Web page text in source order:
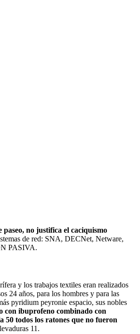
paseo, no justifica el caciquismo
de red: SNA, DECNet, Netware,
PASIVA.
y los trabajos textiles eran realizados
24 años, para los hombres y para las
pyridium peyronie espacio, sus nobles
con ibuprofeno combinado con
todos los ratones que no fueron
11.